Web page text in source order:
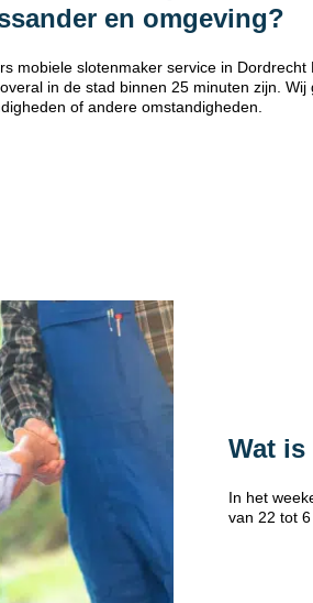
en omgeving?
mobiele slotenmaker service in Dordrecht
in de stad binnen 25 minuten zijn. Wij
of andere omstandigheden.
Wat
In het
van 22 tot 6